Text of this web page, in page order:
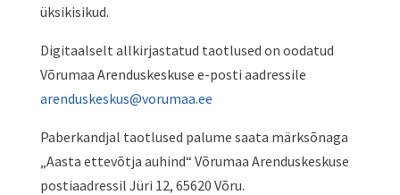
üksikisikud.
Digitaalselt allkirjastatud taotlused on oodatud
Võrumaa Arenduskeskuse e-posti aadressile
arenduskeskus@vorumaa.ee
Paberkandjal taotlused palume saata märksõnaga
„Aasta ettevõtja auhind“ Võrumaa Arenduskeskuse
postiaadressil Jüri 12, 65620 Võru.